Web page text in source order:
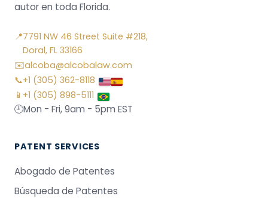
autor en toda Florida.
📍7791 NW 46 Street Suite #218,
Doral, FL 33166
✉️alcoba@alcobalaw.com
📞+1 (305) 362-8118
📱 +1 (305) 898-5111
🕘Mon - Fri, 9am - 5pm EST
PATENT SERVICES
Abogado de Patentes
Búsqueda de Patentes